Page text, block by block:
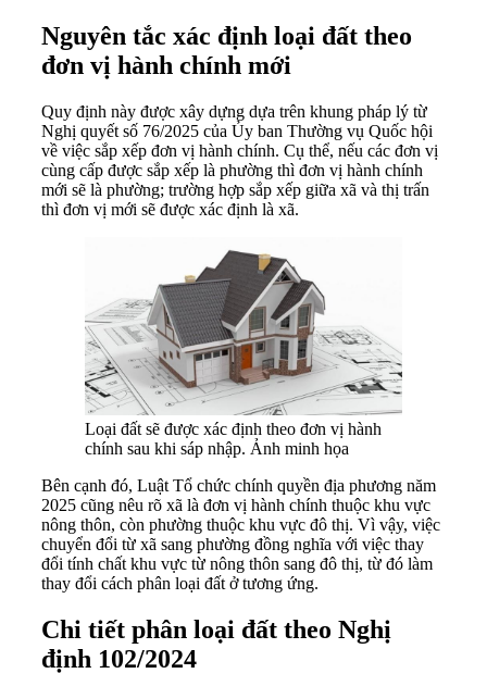
Nguyên tắc xác định loại đất theo
đơn vị hành chính mới
Quy định này được xây dựng dựa trên khung pháp lý từ
Nghị quyết số 76/2025 của Ủy ban Thường vụ Quốc hội
về việc sắp xếp đơn vị hành chính. Cụ thể, nếu các đơn vị
cùng cấp được sắp xếp là phường thì đơn vị hành chính
mới sẽ là phường; trường hợp sắp xếp giữa xã và thị trấn
thì đơn vị mới sẽ được xác định là xã.
Loại đất sẽ được xác định theo đơn vị hành
chính sau khi sáp nhập. Ảnh minh họa
Bên cạnh đó, Luật Tổ chức chính quyền địa phương năm
2025 cũng nêu rõ xã là đơn vị hành chính thuộc khu vực
nông thôn, còn phường thuộc khu vực đô thị. Vì vậy, việc
chuyển đổi từ xã sang phường đồng nghĩa với việc thay
đổi tính chất khu vực từ nông thôn sang đô thị, từ đó làm
thay đổi cách phân loại đất ở tương ứng.
Chi tiết phân loại đất theo Nghị
định 102/2024